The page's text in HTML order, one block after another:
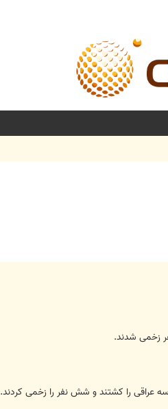
عراقی را كشتند و شش نفر را زخمی كردند.